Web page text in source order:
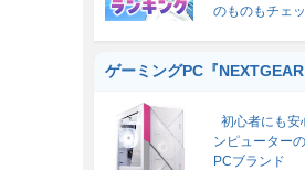
のものもチェッ
ゲーミングPC『NEXTGEAR
初心者にも安
ンピューター
PCブランド